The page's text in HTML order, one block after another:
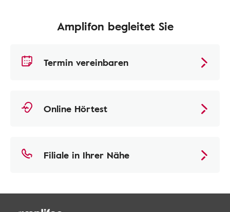
Amplifon begleitet Sie
Termin vereinbaren
Online Hörtest
Filiale in Ihrer Nähe